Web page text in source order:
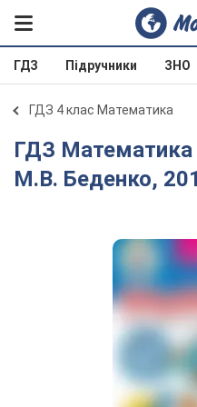
ГДЗ Підручники ЗНО
ГДЗ 4 клас Математика
ГДЗ Математика
М.В. Беденко,